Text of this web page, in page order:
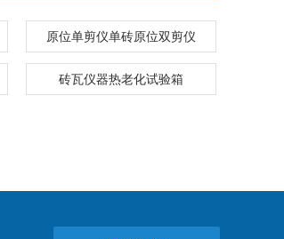
原位单剪仪单砖原位双剪仪
砖瓦仪器热老化试验箱